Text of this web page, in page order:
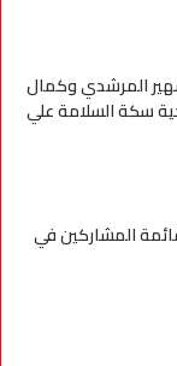
المرشدي وكمال
سكة السلامة علي
المشاركين في